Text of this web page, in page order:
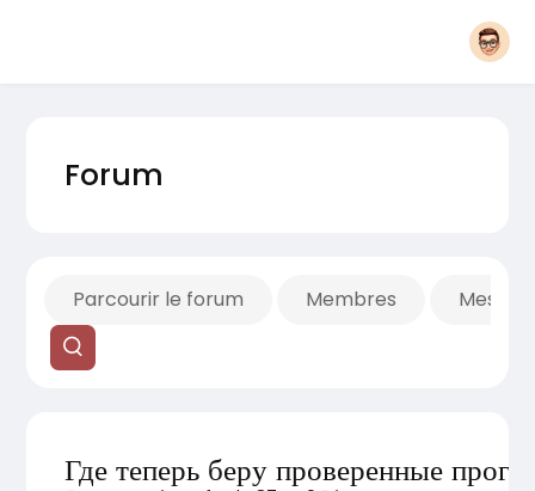
Forum
Parcourir le forum Membres Mes fils
Где теперь беру проверенные